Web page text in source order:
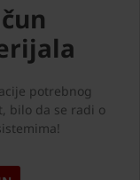
potrebnog
bilo da se radi o